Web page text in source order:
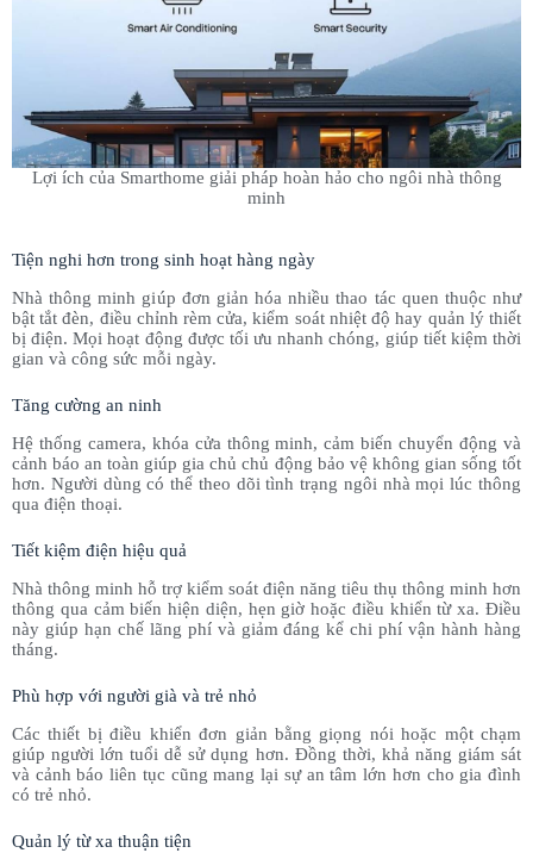
Lợi ích của Smarthome giải pháp hoàn hảo cho ngôi nhà thông
minh​
Tiện nghi hơn trong sinh hoạt hàng ngày
Nhà thông minh giúp đơn giản hóa nhiều thao tác quen thuộc như
bật tắt đèn, điều chỉnh rèm cửa, kiểm soát nhiệt độ hay quản lý thiết
bị điện. Mọi hoạt động được tối ưu nhanh chóng, giúp tiết kiệm thời
gian và công sức mỗi ngày.
Tăng cường an ninh
Hệ thống camera, khóa cửa thông minh, cảm biến chuyển động và
cảnh báo an toàn giúp gia chủ chủ động bảo vệ không gian sống tốt
hơn. Người dùng có thể theo dõi tình trạng ngôi nhà mọi lúc thông
qua điện thoại.
Tiết kiệm điện hiệu quả
Nhà thông minh hỗ trợ kiểm soát điện năng tiêu thụ thông minh hơn
thông qua cảm biến hiện diện, hẹn giờ hoặc điều khiển từ xa. Điều
này giúp hạn chế lãng phí và giảm đáng kể chi phí vận hành hàng
tháng.
Phù hợp với người già và trẻ nhỏ
Các thiết bị điều khiển đơn giản bằng giọng nói hoặc một chạm
giúp người lớn tuổi dễ sử dụng hơn. Đồng thời, khả năng giám sát
và cảnh báo liên tục cũng mang lại sự an tâm lớn hơn cho gia đình
có trẻ nhỏ.
Quản lý từ xa thuận tiện